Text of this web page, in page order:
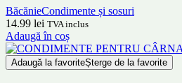
BăcănieCondimente și sosuri
14.99 lei TVA inclus
Adaugă în coș
Adaugă la favoriteȘterge de la favorite